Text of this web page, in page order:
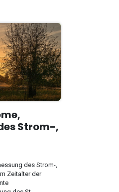
Strom-,
des Strom-,
Zeitalter der